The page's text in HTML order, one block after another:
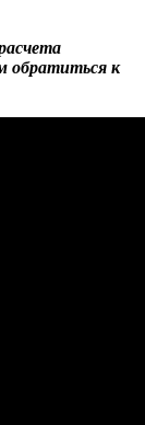
обратиться к